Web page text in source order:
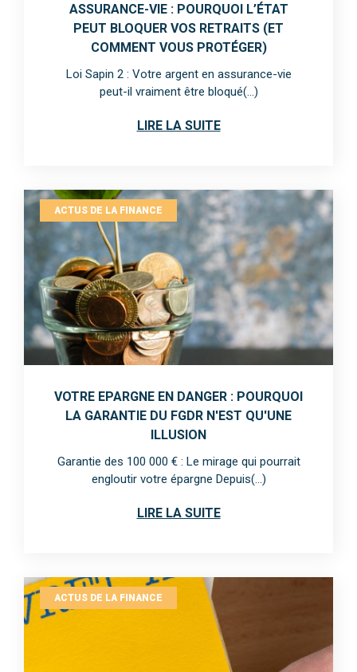
ASSURANCE-VIE : POURQUOI L’ÉTAT
PEUT BLOQUER VOS RETRAITS (ET
COMMENT VOUS PROTÉGER)
Loi Sapin 2 : Votre argent en assurance-vie
peut-il vraiment être bloqué(...)
LIRE LA SUITE
ACTUS DE LA FINANCE
VOTRE EPARGNE EN DANGER : POURQUOI
LA GARANTIE DU FGDR N'EST QU'UNE
ILLUSION
Garantie des 100 000 € : Le mirage qui pourrait
engloutir votre épargne Depuis(...)
LIRE LA SUITE
ACTUS DE LA FINANCE